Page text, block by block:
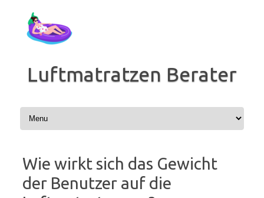
Inhalt
springen
Luftmatratzen Berater
Wie wirkt sich das Gewicht
der Benutzer auf die